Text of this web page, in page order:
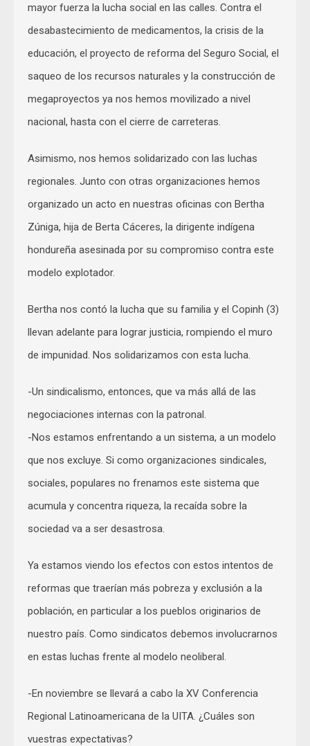
mayor fuerza la lucha social en las calles. Contra el
desabastecimiento de medicamentos, la crisis de la
educación, el proyecto de reforma del Seguro Social, el
saqueo de los recursos naturales y la construcción de
megaproyectos ya nos hemos movilizado a nivel
nacional, hasta con el cierre de carreteras.
Asimismo, nos hemos solidarizado con las luchas
regionales. Junto con otras organizaciones hemos
organizado un acto en nuestras oficinas con Bertha
Zúniga, hija de Berta Cáceres, la dirigente indígena
hondureña asesinada por su compromiso contra este
modelo explotador.
Bertha nos contó la lucha que su familia y el Copinh (3)
llevan adelante para lograr justicia, rompiendo el muro
de impunidad. Nos solidarizamos con esta lucha.
-Un sindicalismo, entonces, que va más allá de las
negociaciones internas con la patronal.
-Nos estamos enfrentando a un sistema, a un modelo
que nos excluye. Si como organizaciones sindicales,
sociales, populares no frenamos este sistema que
acumula y concentra riqueza, la recaída sobre la
sociedad va a ser desastrosa.
Ya estamos viendo los efectos con estos intentos de
reformas que traerían más pobreza y exclusión a la
población, en particular a los pueblos originarios de
nuestro país. Como sindicatos debemos involucrarnos
en estas luchas frente al modelo neoliberal.
-En noviembre se llevará a cabo la XV Conferencia
Regional Latinoamericana de la UITA. ¿Cuáles son
vuestras expectativas?